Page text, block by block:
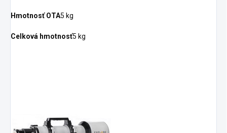
Hmotnosť OTA5 kg
Celková hmotnosť5 kg